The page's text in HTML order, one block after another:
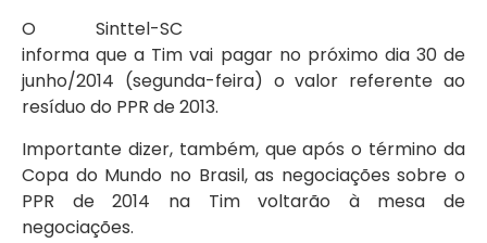
O Sinttel-SC
informa que a Tim vai pagar no próximo dia 30 de
junho/2014 (segunda-feira) o valor referente ao
resíduo do PPR de 2013.
Importante dizer, também, que após o término da
Copa do Mundo no Brasil, as negociações sobre o
PPR de 2014 na Tim voltarão à mesa de
negociações.